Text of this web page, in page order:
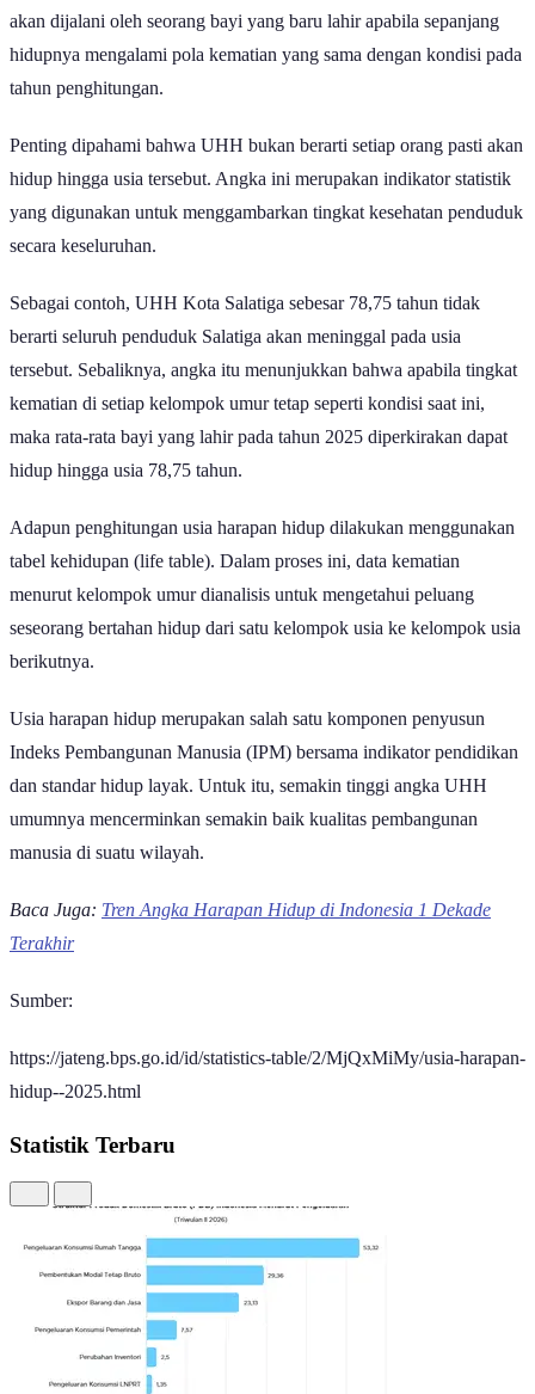
akan dijalani oleh seorang bayi yang baru lahir apabila sepanjang
hidupnya mengalami pola kematian yang sama dengan kondisi pada
tahun penghitungan.
Penting dipahami bahwa UHH bukan berarti setiap orang pasti akan
hidup hingga usia tersebut. Angka ini merupakan indikator statistik
yang digunakan untuk menggambarkan tingkat kesehatan penduduk
secara keseluruhan.
Sebagai contoh, UHH Kota Salatiga sebesar 78,75 tahun tidak
berarti seluruh penduduk Salatiga akan meninggal pada usia
tersebut. Sebaliknya, angka itu menunjukkan bahwa apabila tingkat
kematian di setiap kelompok umur tetap seperti kondisi saat ini,
maka rata-rata bayi yang lahir pada tahun 2025 diperkirakan dapat
hidup hingga usia 78,75 tahun.
Adapun penghitungan usia harapan hidup dilakukan menggunakan
tabel kehidupan (life table). Dalam proses ini, data kematian
menurut kelompok umur dianalisis untuk mengetahui peluang
seseorang bertahan hidup dari satu kelompok usia ke kelompok usia
berikutnya.
Usia harapan hidup merupakan salah satu komponen penyusun
Indeks Pembangunan Manusia (IPM) bersama indikator pendidikan
dan standar hidup layak. Untuk itu, semakin tinggi angka UHH
umumnya mencerminkan semakin baik kualitas pembangunan
manusia di suatu wilayah.
Baca Juga: Tren Angka Harapan Hidup di Indonesia 1 Dekade
Terakhir
Sumber:
https://jateng.bps.go.id/id/statistics-table/2/MjQxMiMy/usia-harapan-
hidup--2025.html
Statistik Terbaru